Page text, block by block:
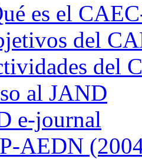
es el
del
del
al JAND
e-journal
AEDN